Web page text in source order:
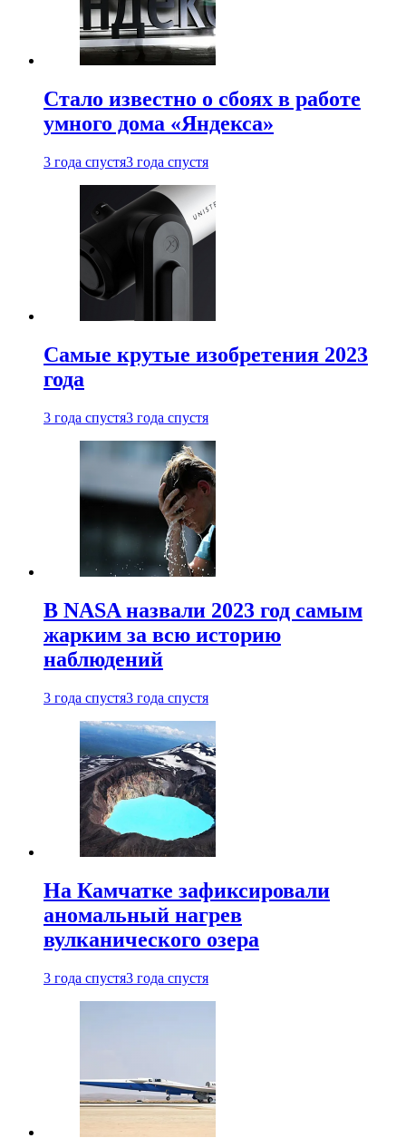
Стало известно о сбоях в работе
умного дома «Яндекса»
3 года спустя3 года спустя
Самые крутые изобретения 2023
года
3 года спустя3 года спустя
В NASA назвали 2023 год самым
жарким за всю историю
наблюдений
3 года спустя3 года спустя
На Камчатке зафиксировали
аномальный нагрев
вулканического озера
3 года спустя3 года спустя